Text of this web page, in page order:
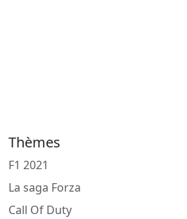
Thèmes
F1 2021
La saga Forza
Call Of Duty